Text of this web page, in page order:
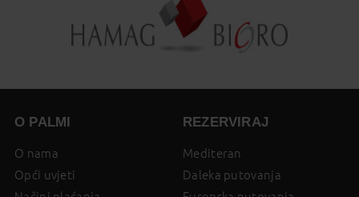
O PALMI
O nama
Opći uvjeti
REZERVIRAJ
Mediteran
Daleka putovanja